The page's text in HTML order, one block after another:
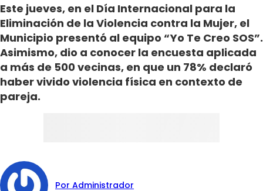
Este jueves, en el Día Internacional para la
Eliminación de la Violencia contra la Mujer, el
Municipio presentó al equipo “Yo Te Creo SOS”.
Asimismo, dio a conocer la encuesta aplicada
a más de 500 vecinas, en que un 78% declaró
haber vivido violencia física en contexto de
pareja.
Por Administrador